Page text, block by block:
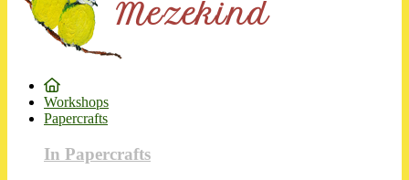
Workshops
Papercrafts
In Papercrafts